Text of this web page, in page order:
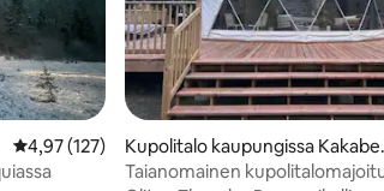
Keskimääräinen arvio 4,97/5, 127 arvostelua
4,97 (127)
Kupolitalo kaupungissa
Falls
Taianomainen